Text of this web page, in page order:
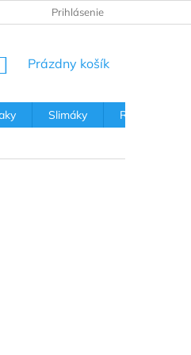
OCHRANY OSOBNÝCH ÚDAJOV
Prihlásenie
NÁKUPNÝ
Prázdny košík
Slimáky
Rastliny